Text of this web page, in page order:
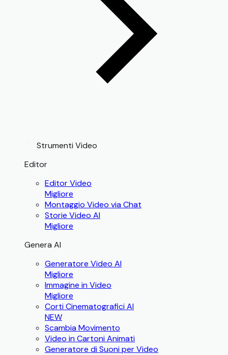
Strumenti Video
Editor
Editor Video
Migliore
Montaggio Video via Chat
Storie Video AI
Migliore
Genera AI
Generatore Video AI
Migliore
Immagine in Video
Migliore
Corti Cinematografici AI
NEW
Scambia Movimento
Video in Cartoni Animati
Generatore di Suoni per Video